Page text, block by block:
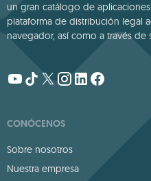
un gran catálogo de
plataforma de distribución legal
navegador, así como a través de
CONÓCENOS
Sobre nosotros
Nuestra empresa